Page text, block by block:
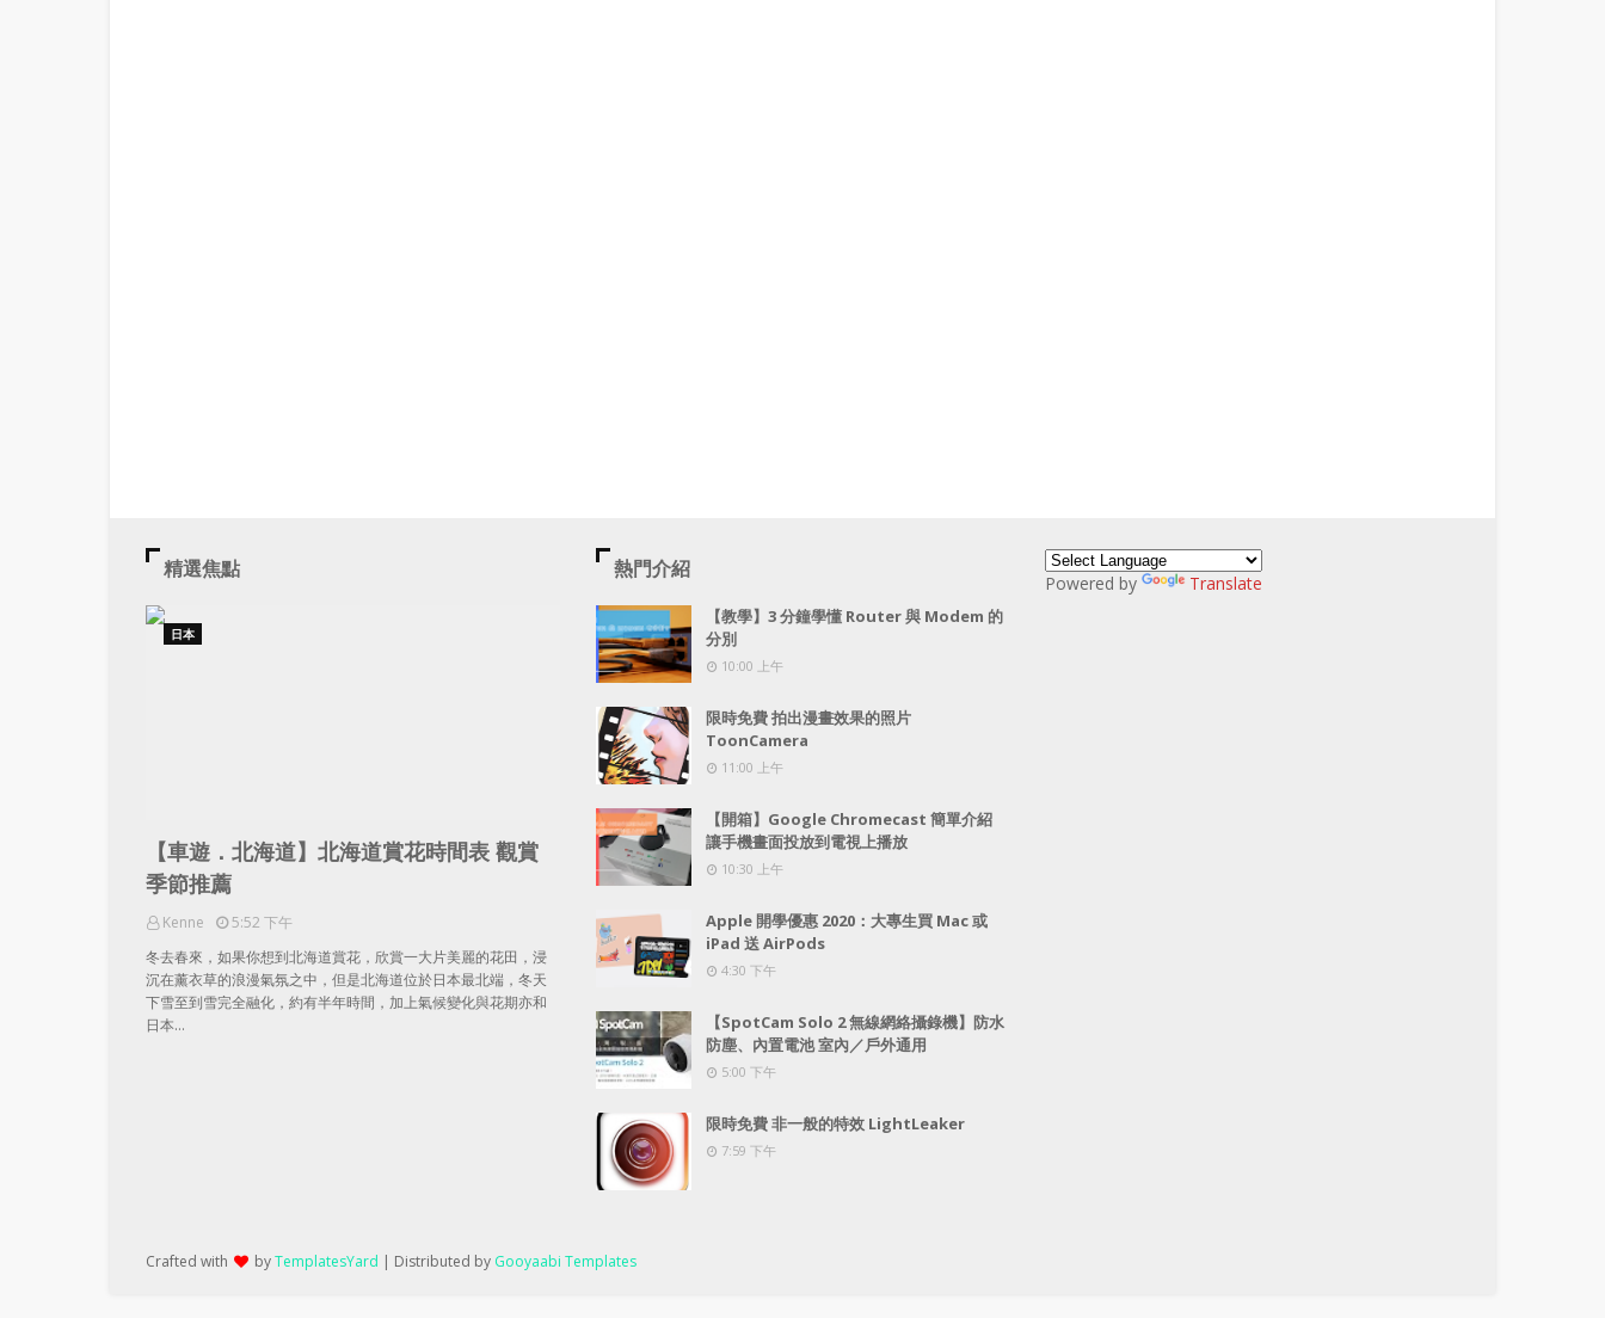
精選焦點
日本
【車遊．北海道】北海道賞花時間表 觀賞
季節推薦
Kenne
5:52 下午
冬去春來，如果你想到北海道賞花，欣賞一大片美麗的花田，浸
沉在薰衣草的浪漫氣氛之中，但是北海道位於日本最北端，冬天
下雪至到雪完全融化，約有半年時間，加上氣候變化與花期亦和
日本…
熱門介紹
【教學】3 分鐘學懂 Router 與 Modem 的
分別
10:00 上午
限時免費 拍出漫畫效果的照片
ToonCamera
11:00 上午
【開箱】Google Chromecast 簡單介紹
讓手機畫面投放到電視上播放
10:30 上午
Apple 開學優惠 2020：大專生買 Mac 或
iPad 送 AirPods
4:30 下午
【SpotCam Solo 2 無線網絡攝錄機】防水
防塵、內置電池 室內／戶外通用
5:00 下午
限時免費 非一般的特效 LightLeaker
7:59 下午
Powered by Translate
Crafted with byTemplatesYard | Distributed by Gooyaabi Templates